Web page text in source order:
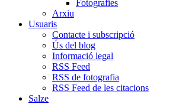
Fotografies
Arxiu
Usuaris
Contacte i subscripció
Ús del blog
Informació legal
RSS Feed
RSS de fotografia
RSS Feed de les citacions
Salze